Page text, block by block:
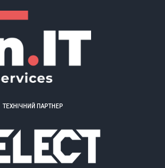
ТЕХНІЧНИЙ ПАРТНЕР